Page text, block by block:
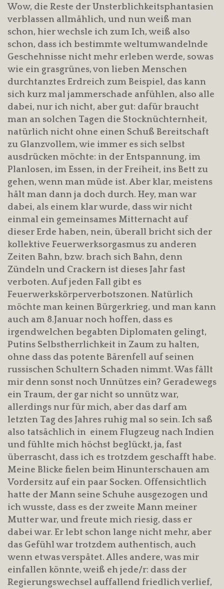
Wow, die Reste der Unsterblichkeitsphantasien
verblassen allmählich, und nun weiß man
schon, hier wechsle ich zum Ich, weiß also
schon, dass ich bestimmte weltumwandelnde
Geschehnisse nicht mehr erleben werde, sowas
wie ein grasgrünes, von lieben Menschen
durchtanztes Erdreich zum Beispiel, das kann
sich kurz mal jammerschade anfühlen, also alle
dabei, nur ich nicht, aber gut: dafür braucht
man an solchen Tagen die Stocknüchternheit,
natürlich nicht ohne einen Schuß Bereitschaft
zu Glanzvollem, wie immer es sich selbst
ausdrücken möchte: in der Entspannung, im
Planlosen, im Essen, in der Freiheit, ins Bett zu
gehen, wenn man müde ist. Aber klar, meistens
hält man dann ja doch durch. Hey, man war
dabei, als einem klar wurde, dass wir nicht
einmal ein gemeinsames Mitternacht auf
dieser Erde haben, nein, überall bricht sich der
kollektive Feuerwerksorgasmus zu anderen
Zeiten Bahn, bzw. brach sich Bahn, denn
Zündeln und Crackern ist dieses Jahr fast
verboten. Auf jeden Fall gibt es
Feuerwerkskörperverbotszonen. Natürlich
möchte man keinen Bürgerkrieg, und man kann
auch am 8.Januar noch hoffen, dass es
irgendwelchen begabten Diplomaten gelingt,
Putins Selbstherrlichkeit in Zaum zu halten,
ohne dass das potente Bärenfell auf seinen
russischen Schultern Schaden nimmt. Was fällt
mir denn sonst noch Unnützes ein? Geradewegs
ein Traum, der gar nicht so unnütz war,
allerdings nur für mich, aber das darf am
letzten Tag des Jahres ruhig mal so sein. Ich saß
also tatsächlich in einem Flugzeug nach Indien
und fühlte mich höchst beglückt, ja, fast
überrascht, dass ich es trotzdem geschafft habe.
Meine Blicke fielen beim Hinunterschauen am
Vordersitz auf ein paar Socken. Offensichtlich
hatte der Mann seine Schuhe ausgezogen und
ich wusste, dass es der zweite Mann meiner
Mutter war, und freute mich riesig, dass er
dabei war. Er lebt schon lange nicht mehr, aber
das Gefühl war trotzdem authentisch, auch
wenn etwas verspätet. Alles andere, was mir
einfallen könnte, weiß eh jede/r: dass der
Regierungswechsel auffallend friedlich verlief,